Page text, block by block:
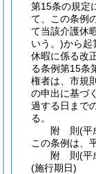
第15条の規定
て、この条例
て当該介護休
いう。)から起
休暇に係る改
る条例第15条
権者は、市規
の申出に基づ
過する日まで
る。
附 則(平
この条例は、
附 則(平
(施行期日)